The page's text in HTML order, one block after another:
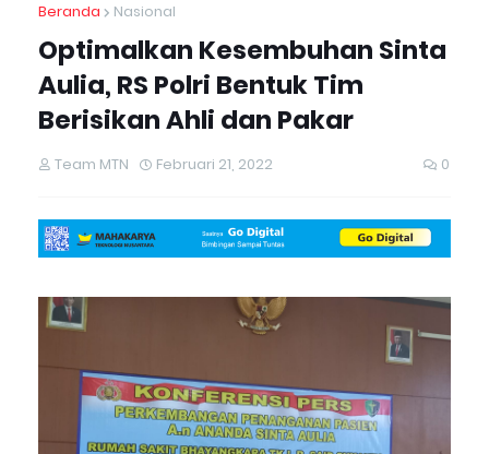
Beranda Nasional
Optimalkan Kesembuhan Sinta
Aulia, RS Polri Bentuk Tim
Berisikan Ahli dan Pakar
Team MTN Februari 21, 2022 0